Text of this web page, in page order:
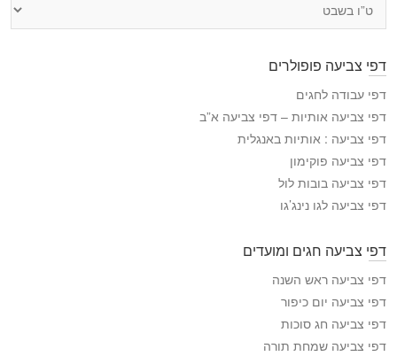
י
ה
צ
י
ע
ה
דפי צביעה פופולרים
דפי עבודה לחגים
דפי צביעה אותיות – דפי צביעה א”ב
דפי צביעה : אותיות באנגלית
דפי צביעה פוקימון
דפי צביעה בובות לול
דפי צביעה לגו נינג’גו
דפי צביעה חגים ומועדים
דפי צביעה ראש השנה
דפי צביעה יום כיפור
דפי צביעה חג סוכות
דפי צביעה שמחת תורה